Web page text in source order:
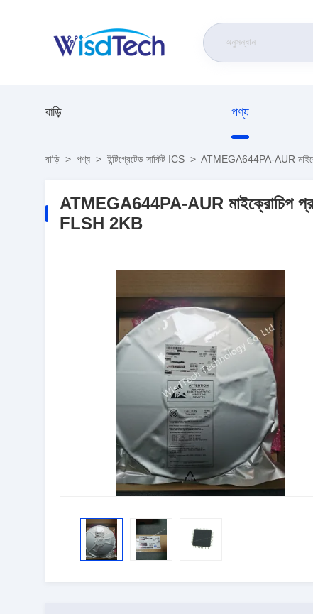
বাড়ি পণ্য
বাড়ি > পণ্য > ইন্টিগ্রেটেড সার্কিট ICS > ATMEGA644PA-AUR
ATMEGA644PA-AUR মাইক্রোচিপ
FLSH 2KB